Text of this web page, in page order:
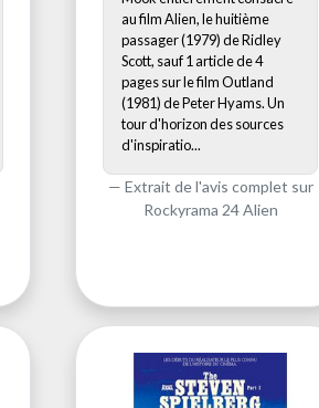
au film Alien, le huitième
passager (1979) de Ridley
Scott, sauf 1 article de 4
pages sur le film Outland
(1981) de Peter Hyams. Un
tour d'horizon des sources
d'inspiratio...
Extrait de l'avis complet sur
Rockyrama 24 Alien